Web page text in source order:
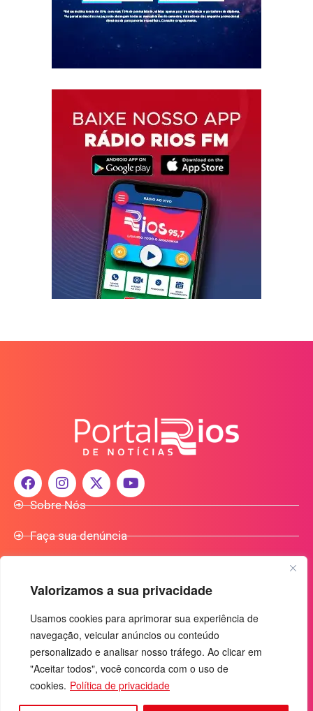
Valorizamos a sua privacidade
Usamos cookies para aprimorar sua experiência de
navegação, veicular anúncios ou conteúdo
personalizado e analisar nosso tráfego. Ao clicar em
"Aceitar todos", você concorda com o uso de
cookies. Política de privacidade
Sobre Nós
Faça sua denúncia
Anuncie Conosco
+55 (92) 3085-7464
comercialradio95.7fm@gmail.com
Av. Rio Madeira, 444 - Nossa Sra. das Graças